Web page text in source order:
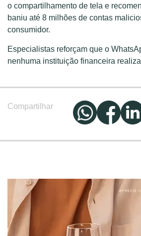
o compartilhamento de tela e
baniu até 8 milhões de contas
consumidor.
Especialistas reforçam que o
nenhuma instituição financeira
Compartilhar